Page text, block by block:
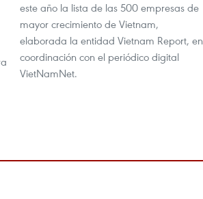
este año la lista de las 500 empresas de
mayor crecimiento de Vietnam,
elaborada la entidad Vietnam Report, en
coordinación con el periódico digital
VietNamNet.